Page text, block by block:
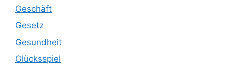
Geschäft
Gesetz
Gesundheit
Glücksspiel